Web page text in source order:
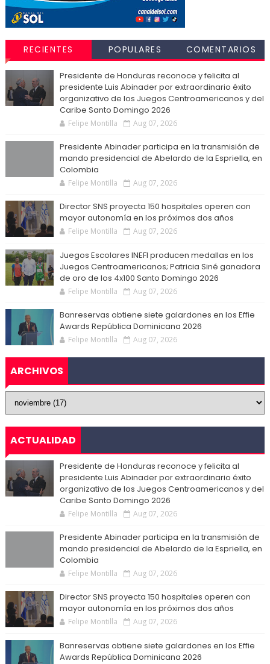
RECIENTES POPULARES COMENTARIOS
Presidente de Honduras reconoce y felicita al
presidente Luis Abinader por extraordinario éxito
organizativo de los Juegos Centroamericanos y del
Caribe Santo Domingo 2026
Felipe Montilla Aug 07, 2026
Presidente Abinader participa en la transmisión de
mando presidencial de Abelardo de la Espriella, en
Colombia
Felipe Montilla Aug 07, 2026
Director SNS proyecta 150 hospitales operen con
mayor autonomía en los próximos dos años
Felipe Montilla Aug 07, 2026
Juegos Escolares INEFI producen medallas en los
Juegos Centroamericanos; Patricia Siné ganadora
de oro de los 4x100 Santo Domingo 2026
Felipe Montilla Aug 07, 2026
Banreservas obtiene siete galardones en los Effie
Awards República Dominicana 2026
Felipe Montilla Aug 07, 2026
ARCHIVOS
ACTUALIDAD
Presidente de Honduras reconoce y felicita al
presidente Luis Abinader por extraordinario éxito
organizativo de los Juegos Centroamericanos y del
Caribe Santo Domingo 2026
Felipe Montilla Aug 07, 2026
Presidente Abinader participa en la transmisión de
mando presidencial de Abelardo de la Espriella, en
Colombia
Felipe Montilla Aug 07, 2026
Director SNS proyecta 150 hospitales operen con
mayor autonomía en los próximos dos años
Felipe Montilla Aug 07, 2026
Banreservas obtiene siete galardones en los Effie
Awards República Dominicana 2026